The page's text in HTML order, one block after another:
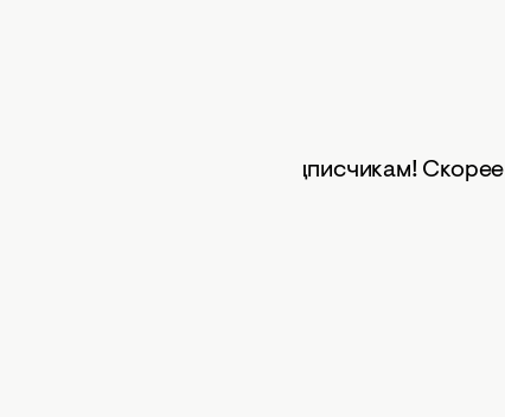
смотреть печальным подписчикам! Скорее